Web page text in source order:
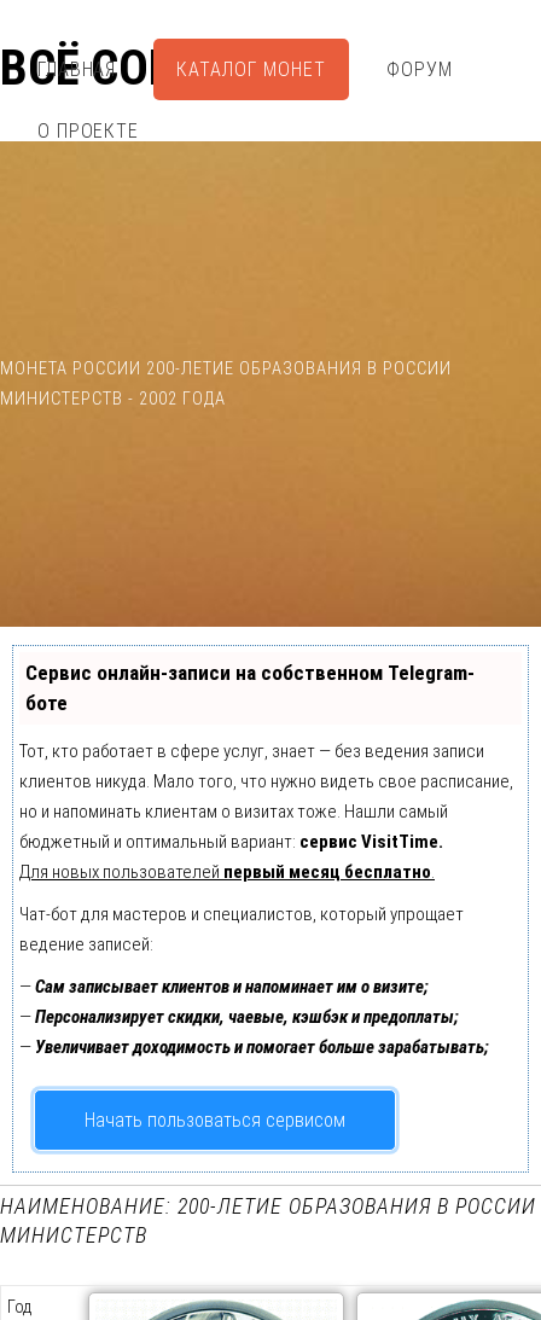
ВСЁ СОБРАЛ
ГЛАВНАЯ КАТАЛОГ МОНЕТ ФОРУМ
О ПРОЕКТЕ
МОНЕТА РОССИИ 200-ЛЕТИЕ ОБРАЗОВАНИЯ В РОССИИ
МИНИСТЕРСТВ - 2002 ГОДА
Сервис онлайн-записи на собственном Telegram-
боте
Тот, кто работает в сфере услуг, знает — без ведения записи
клиентов никуда. Мало того, что нужно видеть свое расписание,
но и напоминать клиентам о визитах тоже. Нашли самый
бюджетный и оптимальный вариант: сервис VisitTime.
Для новых пользователей первый месяц бесплатно.
Чат-бот для мастеров и специалистов, который упрощает
ведение записей:
—Сам записывает клиентов и напоминает им о визите;
—Персонализирует скидки, чаевые, кэшбэк и предоплаты;
— Увеличивает доходимость и помогает больше зарабатывать;
Начать пользоваться сервисом
НАИМЕНОВАНИЕ: 200-ЛЕТИЕ ОБРАЗОВАНИЯ В РОССИИ
МИНИСТЕРСТВ
Год